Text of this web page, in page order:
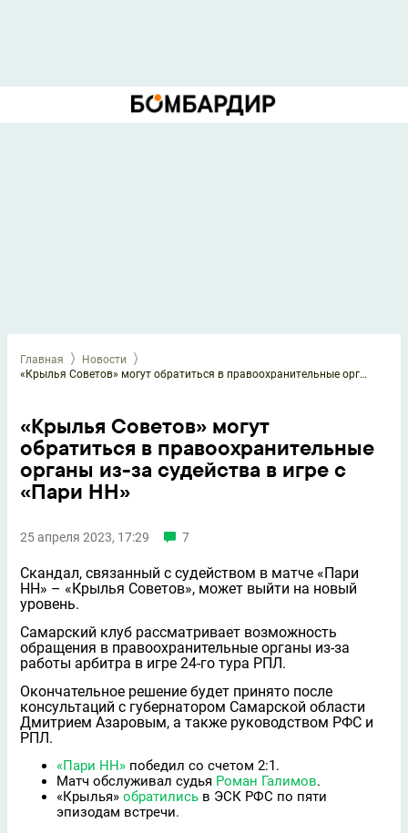
Главная
Новости
«Крылья Советов» могут обратиться в правоохранительные органы из-за судейства в игре с «Пари НН»
«Крылья Советов» могут
обратиться в правоохранительные
органы из-за судейства в игре с
«Пари НН»
25 апреля 2023, 17:29 7
Скандал, связанный с судейством в матче «Пари
НН» – «Крылья Советов», может выйти на новый
уровень.
Самарский клуб рассматривает возможность
обращения в правоохранительные органы из-за
работы арбитра в игре 24-го тура РПЛ.
Окончательное решение будет принято после
консультаций с губернатором Самарской области
Дмитрием Азаровым, а также руководством РФС и
РПЛ.
«Пари НН» победил со счетом 2:1.
Матч обслуживал судья Роман Галимов.
«Крылья» обратились в ЭСК РФС по пяти
эпизодам встречи.